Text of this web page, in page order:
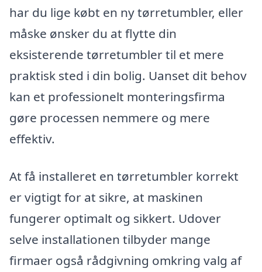
har du lige købt en ny tørretumbler, eller
måske ønsker du at flytte din
eksisterende tørretumbler til et mere
praktisk sted i din bolig. Uanset dit behov
kan et professionelt monteringsfirma
gøre processen nemmere og mere
effektiv.
At få installeret en tørretumbler korrekt
er vigtigt for at sikre, at maskinen
fungerer optimalt og sikkert. Udover
selve installationen tilbyder mange
firmaer også rådgivning omkring valg af